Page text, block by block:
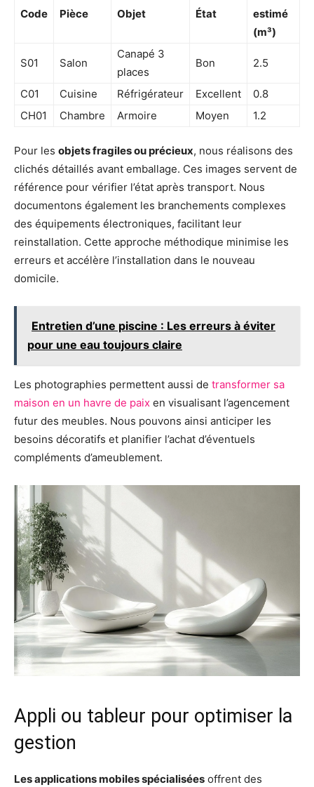
Code Pièce Objet État
estimé
(m³)
S01 Salon
Canapé 3
places
Bon 2.5
C01 Cuisine Réfrigérateur Excellent
0.8
CH01
Chambre Armoire Moyen 1.2
Pour les objets fragiles ou précieux, nous réalisons des
clichés détaillés avant emballage. Ces images servent de
référence pour vérifier l’état après transport. Nous
documentons également les branchements complexes
des équipements électroniques, facilitant leur
reinstallation. Cette approche méthodique minimise les
erreurs et accélère l’installation dans le nouveau
domicile.
Entretien d’une piscine : Les erreurs à éviter
pour une eau toujours claire
Les photographies permettent aussi de transformer sa
maison en un havre de paix en visualisant l’agencement
futur des meubles. Nous pouvons ainsi anticiper les
besoins décoratifs et planifier l’achat d’éventuels
compléments d’ameublement.
Appli ou tableur pour optimiser la
gestion
Les applications mobiles spécialisées offrent des